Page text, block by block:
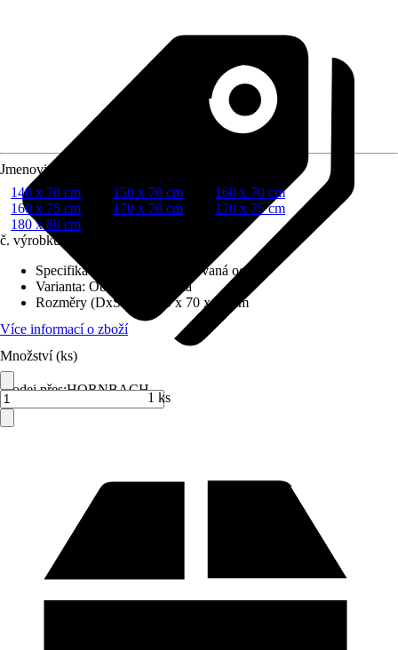
Prodej přes:HORNBACH
Jmenovitý rozmer (DxŠ)
140 x 70 cm
150 x 70 cm
160 x 70 cm
160 x 75 cm
170 x 70 cm
170 x 75 cm
180 x 80 cm
č. výrobku
Specifikace materiálu
Smaltovaná ocel
Varianta: Obdélníková vana
Rozměry (DxŠxV)
140 x 70 x 41 cm
Více informací o zboží
Množství (ks)
1 ks